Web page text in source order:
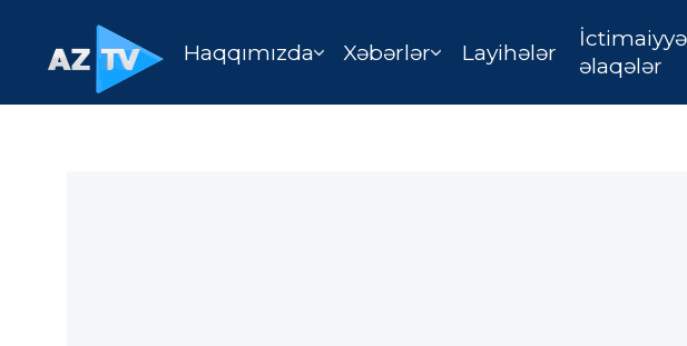
Haqqımızda Xəbərlər Layihələr
əlaqələr